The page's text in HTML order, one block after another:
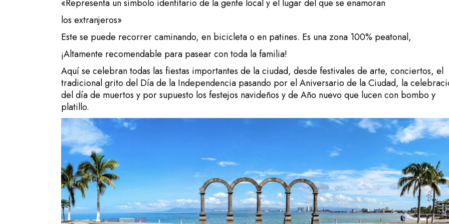
«Representa un símbolo identitario de la gente local y el lugar del que se enamoran
los extranjeros»
Este se puede recorrer caminando, en bicicleta o en patines. Es una zona 100% peatonal,
¡Altamente recomendable para pasear con toda la familia!
Aquí se celebran todas las fiestas importantes de la ciudad, desde festivales de arte, conciertos, el
tradicional grito del Día de la Independencia pasando por el Aniversario de la Ciudad, la
del día de muertos y por supuesto los festejos navideños y de Año nuevo que lucen con bombo y
platillo.